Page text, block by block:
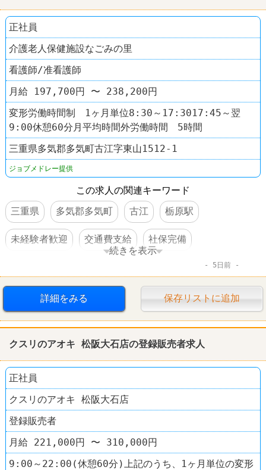
正社員
介護老人保健施設なごみの里
看護師/准看護師
月給 197,700円 〜 238,200円
変形労働時間制 1ヶ月単位8:30～17:3017:45～翌
9:00休憩60分月平均時間外労働時間 5時間
三重県多気郡多気町古江字東山1512-1
ジョブメドレー提供
この求人の関連キーワード
三重県
多気郡多気町 古江 栃原駅
未経験者歓迎 交通費支給 社保完備
続きを表示
5日前
詳細をみる 保存リストに追加
クスリのアオキ 松阪大石店の登録販売者求人
正社員
クスリのアオキ 松阪大石店
登録販売者
月給 221,000円 〜 310,000円
9:00～22:00(休憩60分)上記のうち、1ヶ月単位の変形